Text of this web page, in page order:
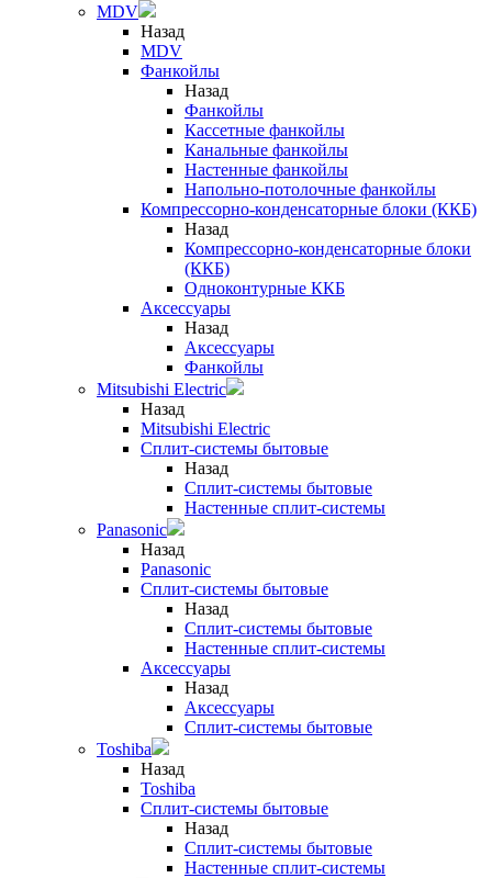
MDV
Назад
MDV
Фанкойлы
Назад
Фанкойлы
Кассетные фанкойлы
Канальные фанкойлы
Настенные фанкойлы
Напольно-потолочные фанкойлы
Компрессорно-конденсаторные блоки (ККБ)
Назад
Компрессорно-конденсаторные блоки
(ККБ)
Одноконтурные ККБ
Аксессуары
Назад
Аксессуары
Фанкойлы
Mitsubishi Electric
Назад
Mitsubishi Electric
Сплит-системы бытовые
Назад
Сплит-системы бытовые
Настенные сплит-системы
Panasonic
Назад
Panasonic
Сплит-системы бытовые
Назад
Сплит-системы бытовые
Настенные сплит-системы
Аксессуары
Назад
Аксессуары
Сплит-системы бытовые
Toshiba
Назад
Toshiba
Сплит-системы бытовые
Назад
Сплит-системы бытовые
Настенные сплит-системы